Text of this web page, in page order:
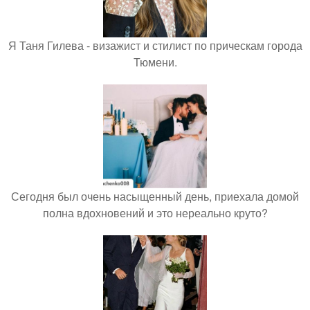
Я Таня Гилева - визажист и стилист по прическам города
Тюмени.
Сегодня был очень насыщенный день, приехала домой
полна вдохновений и это нереально круто?